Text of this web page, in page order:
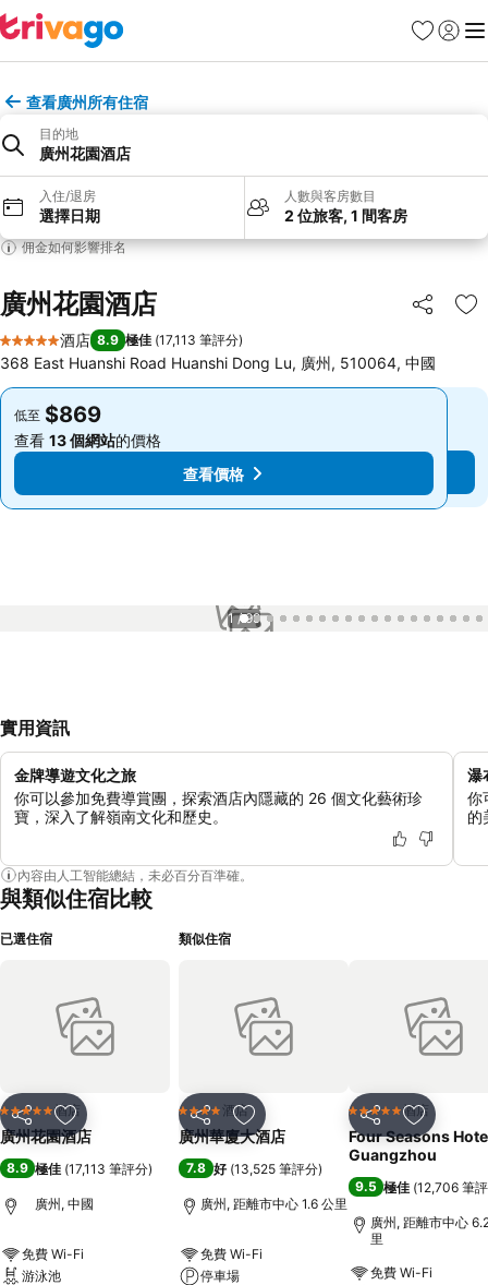
收藏夾
登入 選
查看廣州所有住宿
目的地
廣州花園酒店
入住/退房
選擇日期
人數與客房數目
2 位旅客, 1 間客房
佣金如何影響排名
廣州花園酒店 分享
放
5 星級
酒店 8.9 極佳 (17,113 筆評分)
368 East Huanshi Road Huanshi Dong Lu, 廣州, 510064, 中國
低至 $869
查看 13 個網站的價格
查看價格
低至 $869
查看 13 個網站的價格
查看價格
1 / 99
實用資訊
金牌導遊文化之旅
你可以參加免費導賞團，探索酒店內隱藏的 26 個文化藝術珍
寶，深入了解嶺南文化和歷史。
瀑
你
的
內容由人工智能總結，未必百分百準確。
與類似住宿比較
已選住宿
分享 放到收藏夾
5 星級 酒店
廣州花園酒店
8.9 極佳 (17,113 筆評分)
廣州, 中國
免費 Wi-Fi
游泳池
類似住宿
分享 放到收藏夾
4 星級 酒店
廣州華廈大酒店
7.8 好 (13,525 筆評分)
廣州, 距離市中心 1.6 公里
免費 Wi-Fi
停車場
分享 放到收藏
5 星級 酒店
Four Seasons
Guangzhou
9.5 極佳 (12,706 筆
廣州, 距離市中心
里
免費 Wi-Fi